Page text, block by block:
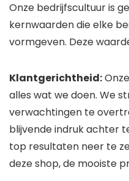
Onze bedrijfscultuur is
kernwaarden die elke
vormgeven. Deze
Klantgerichtheid:
alles wat we doen. We
verwachtingen te
blijvende indruk achter
top resultaten neer te
deze shop, de mooiste